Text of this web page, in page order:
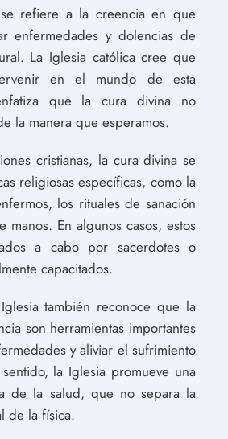
se refiere a la creencia en que
enfermedades y dolencias de
La Iglesia católica cree que
en el mundo de esta
que la cura divina no
la manera que esperamos.
cristianas, la cura divina se
religiosas específicas, como la
los rituales de sanación
manos. En algunos casos, estos
a cabo por sacerdotes o
capacitados.
también reconoce que la
son herramientas importantes
y aliviar el sufrimiento
la Iglesia promueve una
de la salud, que no separa la
de la física.